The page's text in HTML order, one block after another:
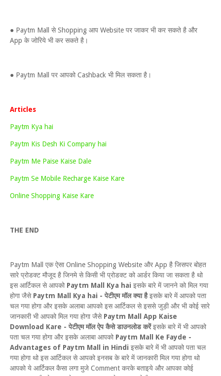
● Paytm Mall से Shopping आप Website पर जाकर भी कर सकते है और
App के जोरिये भी कर सकते है।
● Paytm Mall पर आपको Cashback भी मिल सकता है।
Articles
Paytm Kya hai
Paytm Kis Desh Ki Company hai
Paytm Me Paise Kaise Dale
Paytm Se Mobile Recharge Kaise Kare
Online Shopping Kaise Kare
THE END
Paytm Mall एक ऐसा Online Shopping Website और App है जिसपर बोहत
सारे प्रोडक्ट मौजूद है जिनमे से किसी भी प्रोडक्ट को आर्डर किया जा सकता है थो
इस आर्टिकल से आपको Paytm Mall Kya hai इसके बारे में जानने को मिल गया
होगा जैसे Paytm Mall Kya hai - पेटीएम मॉल क्या हैइसके बारे में आपको पता
चल गया होगा और इसके अलाबा आपको इस आर्टिकल से इससे जुड़ी और भी कोई सारे
जानकारी भी आपको मिल गया होगा जैसे Paytm Mall App Kaise
Download Kare - पेटीएम मॉल ऐप कैसे डाउनलोड करेंइसके बारे में भी आपको
पता चल गया होगा और इसके अलाबा आपको Paytm Mall Ke Fayde -
Advantages of Paytm Mall in Hindi इसके बारे में भी आपको पता चल
गया होगा थो इस आर्टिकल से आपको इनसब के बारे में जानकारी मिल गया होगा थो
आपको ये आर्टिकल कैसा लगा मुजे Comment करके बताइये और आपका कोई